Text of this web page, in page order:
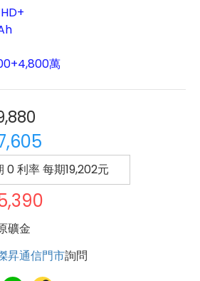
萬
0 利率 每期19,202元
礦金
昇通信門市詢問